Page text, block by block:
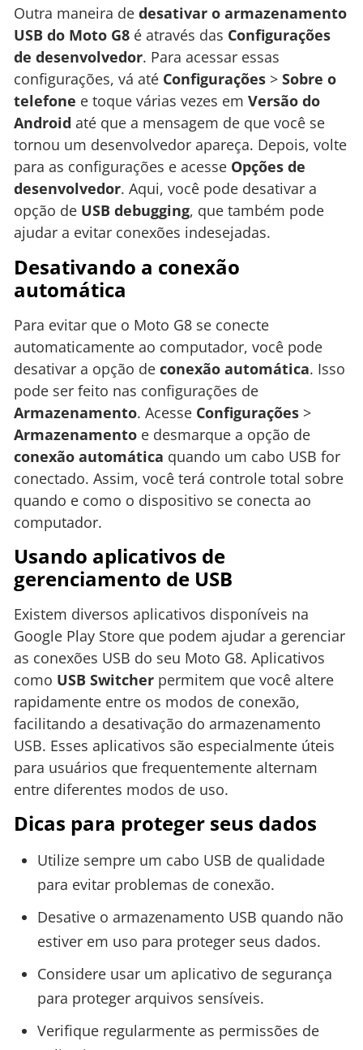
Outra maneira de desativar o armazenamento
USB do Moto G8 é através das Configurações
de desenvolvedor. Para acessar essas
configurações, vá até Configurações > Sobre o
telefone e toque várias vezes em Versão do
Android até que a mensagem de que você se
tornou um desenvolvedor apareça. Depois, volte
para as configurações e acesse Opções de
desenvolvedor. Aqui, você pode desativar a
opção de USB debugging, que também pode
ajudar a evitar conexões indesejadas.
Desativando a conexão
automática
Para evitar que o Moto G8 se conecte
automaticamente ao computador, você pode
desativar a opção de conexão automática. Isso
pode ser feito nas configurações de
Armazenamento. Acesse Configurações >
Armazenamento e desmarque a opção de
conexão automática quando um cabo USB for
conectado. Assim, você terá controle total sobre
quando e como o dispositivo se conecta ao
computador.
Usando aplicativos de
gerenciamento de USB
Existem diversos aplicativos disponíveis na
Google Play Store que podem ajudar a gerenciar
as conexões USB do seu Moto G8. Aplicativos
como USB Switcher permitem que você altere
rapidamente entre os modos de conexão,
facilitando a desativação do armazenamento
USB. Esses aplicativos são especialmente úteis
para usuários que frequentemente alternam
entre diferentes modos de uso.
Dicas para proteger seus dados
Utilize sempre um cabo USB de qualidade
para evitar problemas de conexão.
Desative o armazenamento USB quando não
estiver em uso para proteger seus dados.
Considere usar um aplicativo de segurança
para proteger arquivos sensíveis.
Verifique regularmente as permissões de